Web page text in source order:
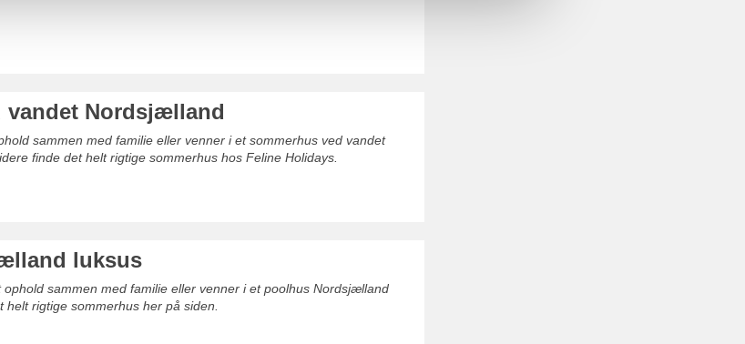
vandet Nordsjælland
sammen med familie eller venner i et sommerhus ved vandet
finde det helt rigtige sommerhus hos Feline Holidays.
luksus
sammen med familie eller venner i et poolhus Nordsjælland
rigtige sommerhus her på siden.